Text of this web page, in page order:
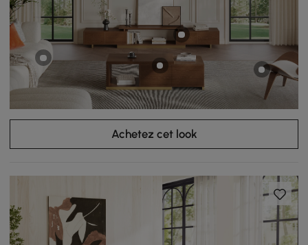
Achetez cet look